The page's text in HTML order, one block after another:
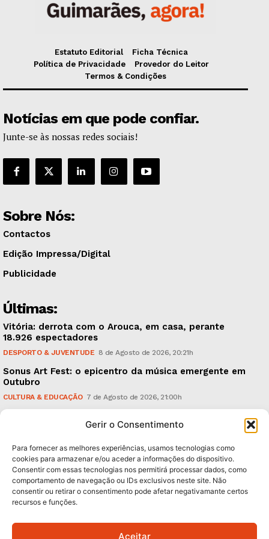
Gerir o Consentimento
Para fornecer as melhores experiências, usamos tecnologias como
cookies para armazenar e/ou aceder a informações do dispositivo.
Consentir com essas tecnologias nos permitirá processar dados, como
comportamento de navegação ou IDs exclusivos neste site. Não
consentir ou retirar o consentimento pode afetar negativamante certos
recursos e funções.
Aceitar
Estatuto Editorial
Ficha Técnica
Política de Privacidade
Provedor do Leitor
Termos & Condições
Notícias em que pode confiar.
Junte-se às nossas redes sociais!
Sobre Nós:
Contactos
Edição Impressa/Digital
Publicidade
Últimas:
Vitória: derrota com o Arouca, em casa, perante
18.926 espectadores
DESPORTO & JUVENTUDE 8 de Agosto de 2026, 20:21h
Sonus Art Fest: o epicentro da música emergente em
Outubro
CULTURA & EDUCAÇÃO 7 de Agosto de 2026, 21:00h
Subscreva Newsletter: